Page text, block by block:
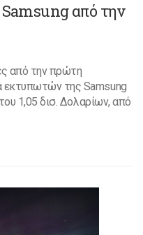
Samsung από την
από την πρώτη
εκτυπωτών της Samsung
1,05 δισ. Δολαρίων, από